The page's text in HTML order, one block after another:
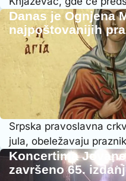
Danas je Ognjena
najpoštovanijih
Srpska pravoslavna
jula, obeležavaju
Koncertima
završeno 65.